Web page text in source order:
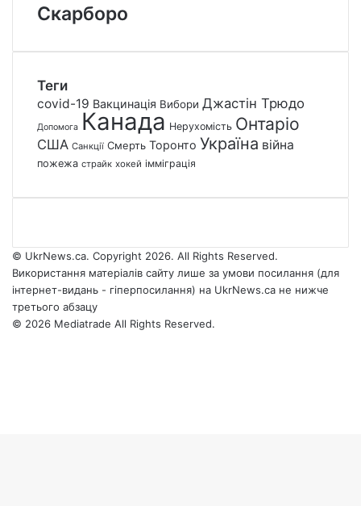
Скарборо
Теги
covid-19 Вакцинація Вибори Джастін Трюдо
Допомога Канада Нерухомість Онтаріо
США Санкції Смерть Торонто Україна війна
пожежа страйк хокей імміграція
© UkrNews.ca. Copyright 2026. All Rights Reserved.
Використання матеріалів сайту лише за умови посилання (для
інтернет-видань - гіперпосилання) на UkrNews.ca не нижче
третього абзацу
© 2026 Mediatrade All Rights Reserved.